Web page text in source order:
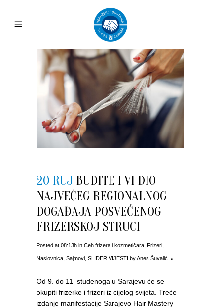
20 RUJ BUDITE I VI DIO
NAJVEĆEG REGIONALNOG
DOGAĐAJA POSVEĆENOG
FRIZERSKOJ STRUCI
Posted at 08:13h in Ceh frizera i kozmetičara Frizeri
Naslovnica Sajmovi SLIDER VIJESTI byAnes Šuvalić
Od 9. do 11. studenoga u Sarajevu će se
okupiti frizerke i frizeri iz cijelog svijeta. Treće
izdanje manifestacije Sarajevo Hair Mastery